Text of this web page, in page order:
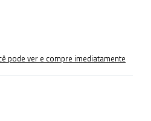
pode ver e compre imediatamente